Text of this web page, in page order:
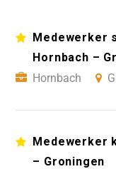
Medewerker
Hornbach –
Hornbach
Medewerker
– Groningen